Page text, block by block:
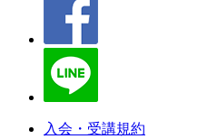
入会・受講規約